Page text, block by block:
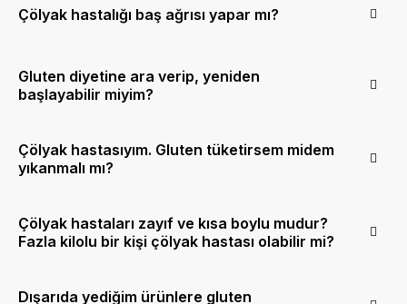
Çölyak hastalığı baş ağrısı yapar mı?
Gluten diyetine ara verip, yeniden
başlayabilir miyim?
Çölyak hastasıyım. Gluten tüketirsem midem
yıkanmalı mı?
Çölyak hastaları zayıf ve kısa boylu mudur?
Fazla kilolu bir kişi çölyak hastası olabilir mi?
Dışarıda yediğim ürünlere gluten